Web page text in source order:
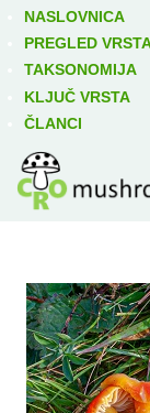
NASLOVNICA
PREGLED
TAKSONOMIJA
KLJUČ VRSTA
ČLANCI